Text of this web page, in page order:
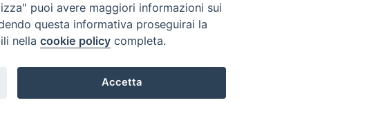
puoi avere maggiori informazioni sui
questa informativa proseguirai la
nella cookie policy completa.
Accetta